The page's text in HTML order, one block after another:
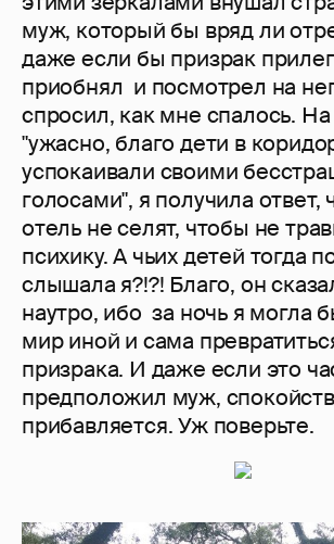
муж, который бы вряд ли
даже если бы призрак
приобнял и посмотрел на
спросил, как мне спалось.
"ужасно, благо дети в
успокаивали своими
голосами", я получила ответ,
отель не селят, чтобы не
психику. А чьих детей тогда
слышала я?!?! Благо, он
наутро, ибо за ночь я могла
мир иной и сама
призрака. И даже если это
предположил муж,
прибавляется. Уж поверьте.